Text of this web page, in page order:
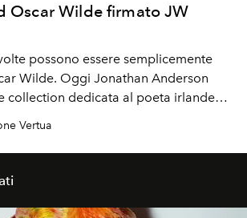
Oscar Wilde firmato JW
possono essere semplicemente
Wilde. Oggi Jonathan Anderson
collection dedicata al poeta irlandese
messaggio culturale forte e
Vertua